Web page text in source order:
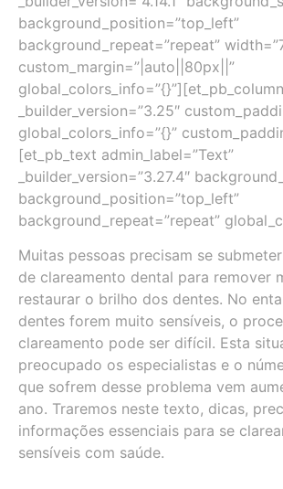
background_position=”top_left”
background_repeat=”repeat”
custom_margin=”|auto||80px||”
_builder_version=”3.25″
global_colors_info=”{}”
[et_pb_text admin_label=”Text”
_builder_version=”3.27.4″
background_position=”top_left”
background_repeat=”repeat”
Muitas pessoas precisam se
de clareamento dental para remover
restaurar o brilho dos dentes. No
dentes forem muito sensíveis, o
clareamento pode ser difícil. Esta
preocupado os especialistas e o
que sofrem desse problema vem
ano. Traremos neste texto, dicas,
informações essenciais para se
sensíveis com saúde.